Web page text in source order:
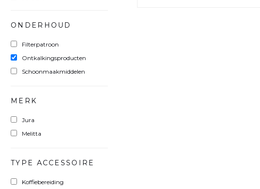
ONDERHOUD
Filterpatroon
Ontkalkingsproducten
Schoonmaakmiddelen
MERK
Jura
Melitta
TYPE ACCESSOIRE
Koffiebereiding